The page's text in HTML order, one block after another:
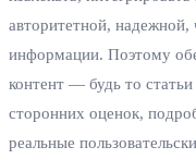
авторитетной, надежной,
информации. Поэтому
контент — будь то
сторонних оценок,
реальные